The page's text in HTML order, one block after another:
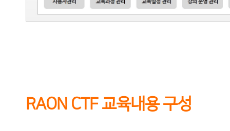
RAON CTF 교육내용 구성